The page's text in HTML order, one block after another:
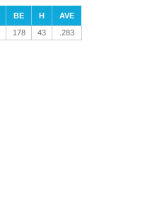
BE H
AVE
178 43 .283